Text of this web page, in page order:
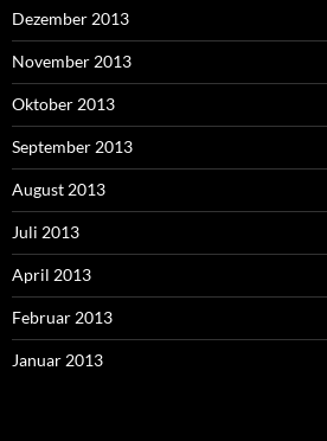
Dezember 2013
November 2013
Oktober 2013
September 2013
August 2013
Juli 2013
April 2013
Februar 2013
Januar 2013